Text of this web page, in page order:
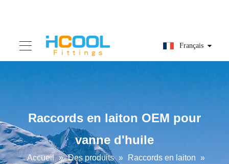
Français
Raccords en laiton OEM pour
vanne d'huile
Accueil » Des produits » Raccords en laiton »